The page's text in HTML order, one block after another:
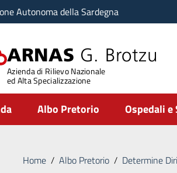
navigazione
Autonoma della Sardegna
ARNAS G. Brotzu
Azienda di Rilievo Nazionale
ed Alta Specializzazione
Albo Pretorio Ospedali
Home / Albo Pretorio / Determine